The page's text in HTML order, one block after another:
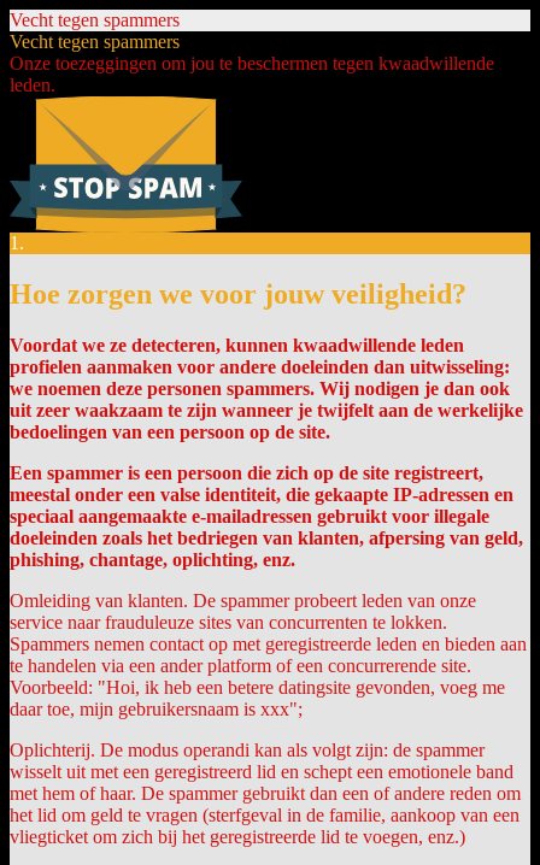
Vecht tegen spammers
Vecht tegen spammers
Onze toezeggingen om jou te beschermen tegen kwaadwillende
leden.
1.
Hoe zorgen we voor jouw veiligheid?
Voordat we ze detecteren, kunnen kwaadwillende leden
profielen aanmaken voor andere doeleinden dan uitwisseling:
we noemen deze personen spammers. Wij nodigen je dan ook
uit zeer waakzaam te zijn wanneer je twijfelt aan de werkelijke
bedoelingen van een persoon op de site.
Een spammer is een persoon die zich op de site registreert,
meestal onder een valse identiteit, die gekaapte IP-adressen en
speciaal aangemaakte e-mailadressen gebruikt voor illegale
doeleinden zoals het bedriegen van klanten, afpersing van geld,
phishing, chantage, oplichting, enz.
Omleiding van klanten. De spammer probeert leden van onze
service naar frauduleuze sites van concurrenten te lokken.
Spammers nemen contact op met geregistreerde leden en bieden aan
te handelen via een ander platform of een concurrerende site.
Voorbeeld: "Hoi, ik heb een betere datingsite gevonden, voeg me
daar toe, mijn gebruikersnaam is xxx";
Oplichterij. De modus operandi kan als volgt zijn: de spammer
wisselt uit met een geregistreerd lid en schept een emotionele band
met hem of haar. De spammer gebruikt dan een of andere reden om
het lid om geld te vragen (sterfgeval in de familie, aankoop van een
vliegticket om zich bij het geregistreerde lid te voegen, enz.)